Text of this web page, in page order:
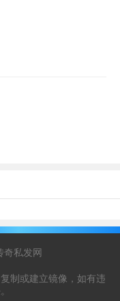
奇私发网
制或建立镜像，如有违